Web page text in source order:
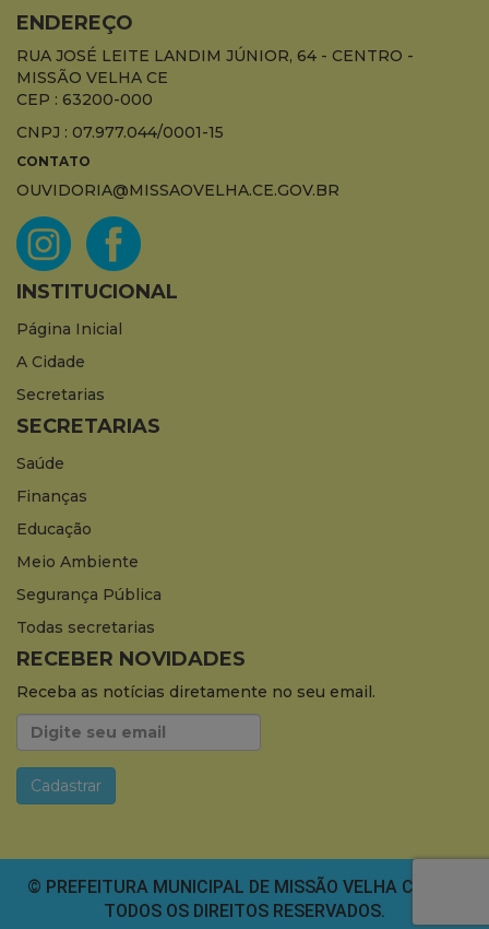
ENDEREÇO
RUA JOSÉ LEITE LANDIM JÚNIOR, 64 - CENTRO -
MISSÃO VELHA CE
CEP : 63200-000
CNPJ : 07.977.044/0001-15
CONTATO
OUVIDORIA@MISSAOVELHA.CE.GOV.BR
INSTITUCIONAL
Página Inicial
A Cidade
Secretarias
SECRETARIAS
Saúde
Finanças
Educação
Meio Ambiente
Segurança Pública
Todas secretarias
RECEBER NOVIDADES
Receba as notícias diretamente no seu email.
© PREFEITURA MUNICIPAL DE MISSÃO VELHA CEARÁ.
TODOS OS DIREITOS RESERVADOS.